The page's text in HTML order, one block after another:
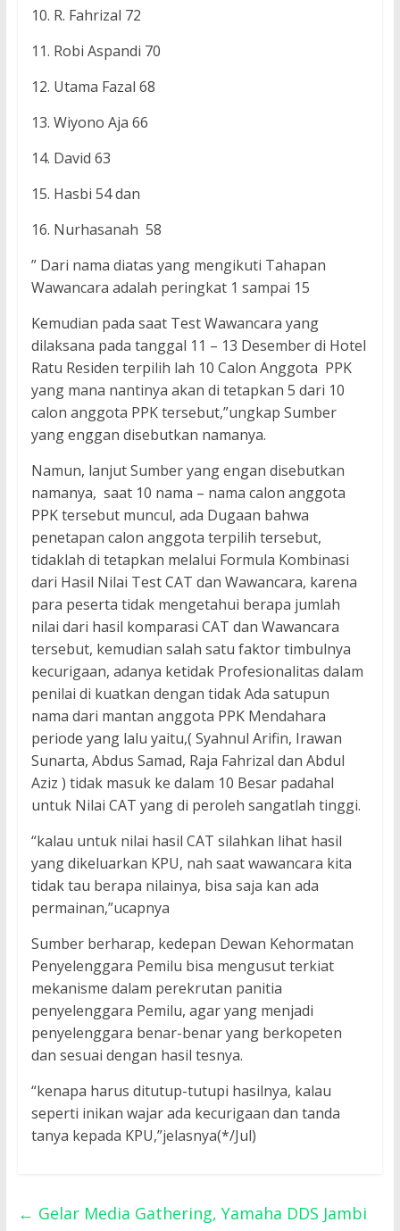
10. R. Fahrizal 72
11. Robi Aspandi 70
12. Utama Fazal 68
13. Wiyono Aja 66
14. David 63
15. Hasbi 54 dan
16. Nurhasanah 58
” Dari nama diatas yang mengikuti Tahapan
Wawancara adalah peringkat 1 sampai 15
Kemudian pada saat Test Wawancara yang
dilaksana pada tanggal 11 – 13 Desember di Hotel
Ratu Residen terpilih lah 10 Calon Anggota PPK
yang mana nantinya akan di tetapkan 5 dari 10
calon anggota PPK tersebut,”ungkap Sumber
yang enggan disebutkan namanya.
Namun, lanjut Sumber yang engan disebutkan
namanya, saat 10 nama – nama calon anggota
PPK tersebut muncul, ada Dugaan bahwa
penetapan calon anggota terpilih tersebut,
tidaklah di tetapkan melalui Formula Kombinasi
dari Hasil Nilai Test CAT dan Wawancara, karena
para peserta tidak mengetahui berapa jumlah
nilai dari hasil komparasi CAT dan Wawancara
tersebut, kemudian salah satu faktor timbulnya
kecurigaan, adanya ketidak Profesionalitas dalam
penilai di kuatkan dengan tidak Ada satupun
nama dari mantan anggota PPK Mendahara
periode yang lalu yaitu,( Syahnul Arifin, Irawan
Sunarta, Abdus Samad, Raja Fahrizal dan Abdul
Aziz ) tidak masuk ke dalam 10 Besar padahal
untuk Nilai CAT yang di peroleh sangatlah tinggi.
“kalau untuk nilai hasil CAT silahkan lihat hasil
yang dikeluarkan KPU, nah saat wawancara kita
tidak tau berapa nilainya, bisa saja kan ada
permainan,”ucapnya
Sumber berharap, kedepan Dewan Kehormatan
Penyelenggara Pemilu bisa mengusut terkiat
mekanisme dalam perekrutan panitia
penyelenggara Pemilu, agar yang menjadi
penyelenggara benar-benar yang berkopeten
dan sesuai dengan hasil tesnya.
“kenapa harus ditutup-tutupi hasilnya, kalau
seperti inikan wajar ada kecurigaan dan tanda
tanya kepada KPU,”jelasnya(*/Jul)
← Gelar Media Gathering, Yamaha DDS Jambi